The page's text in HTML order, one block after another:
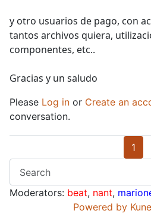
y otro usuarios de pago, con
tantos archivos quiera,
componentes, etc..
Gracias y un saludo
Please Log in or Create an
conversation.
1
Moderators: beat, nant,
Powered by